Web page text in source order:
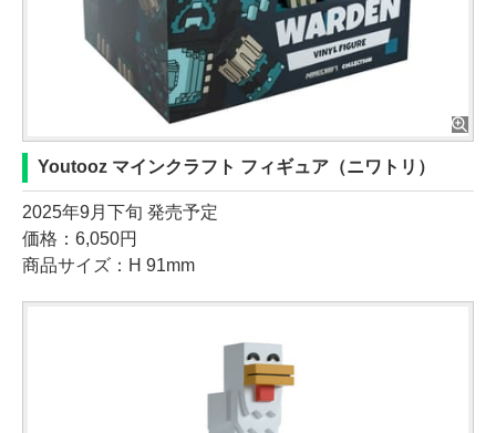
Youtooz マインクラフト フィギュア（ニワトリ）
2025年9月下旬 発売予定
価格：6,050円
商品サイズ：H 91mm